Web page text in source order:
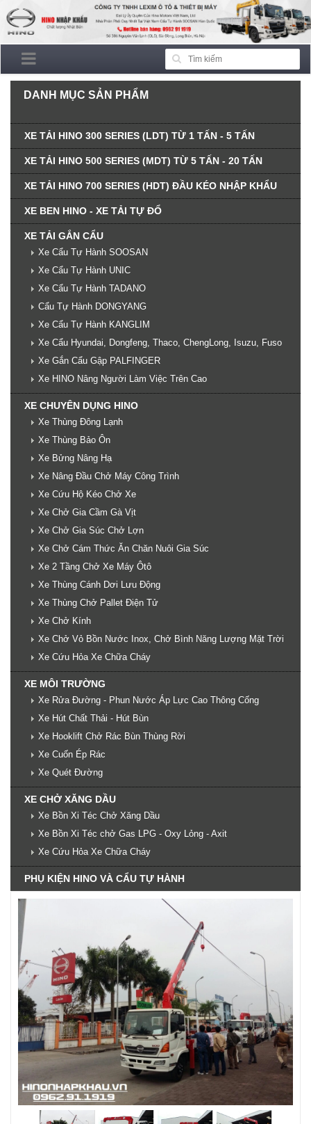
DANH MỤC SẢN PHẨM
XE TẢI HINO 300 SERIES (LDT) TỪ 1 TẤN - 5 TẤN
XE TẢI HINO 500 SERIES (MDT) TỪ 5 TẤN - 20 TẤN
XE TẢI HINO 700 SERIES (HDT) ĐẦU KÉO NHẬP KHẨU
XE BEN HINO - XE TẢI TỰ ĐỔ
XE TẢI GẮN CẨU
Xe Cẩu Tự Hành SOOSAN
Xe Cẩu Tự Hành UNIC
Xe Cẩu Tự Hành TADANO
Cẩu Tự Hành DONGYANG
Xe Cẩu Tự Hành KANGLIM
Xe Cẩu Hyundai, Dongfeng, Thaco, ChengLong, Isuzu, Fuso
Xe Gắn Cẩu Gập PALFINGER
Xe HINO Nâng Người Làm Việc Trên Cao
XE CHUYÊN DỤNG HINO
Xe Thùng Đông Lạnh
Xe Thùng Bảo Ôn
Xe Bửng Nâng Hạ
Xe Nâng Đầu Chở Máy Công Trình
Xe Cứu Hộ Kéo Chở Xe
Xe Chở Gia Cầm Gà Vịt
Xe Chở Gia Súc Chở Lợn
Xe Chở Cám Thức Ăn Chăn Nuôi Gia Súc
Xe 2 Tầng Chở Xe Máy Ôtô
Xe Thùng Cánh Dơi Lưu Động
Xe Thùng Chở Pallet Điện Tử
Xe Chở Kính
Xe Chở Vỏ Bồn Nước Inox, Chở Bình Năng Lượng Mặt Trời
Xe Cứu Hỏa Xe Chữa Cháy
XE MÔI TRƯỜNG
Xe Rửa Đường - Phun Nước Áp Lực Cao Thông Cống
Xe Hút Chất Thải - Hút Bùn
Xe Hooklift Chở Rác Bùn Thùng Rời
Xe Cuốn Ép Rác
Xe Quét Đường
XE CHỞ XĂNG DẦU
Xe Bồn Xi Téc Chở Xăng Dầu
Xe Bồn Xi Téc chở Gas LPG - Oxy Lỏng - Axit
Xe Cứu Hỏa Xe Chữa Cháy
PHỤ KIỆN HINO VÀ CẨU TỰ HÀNH